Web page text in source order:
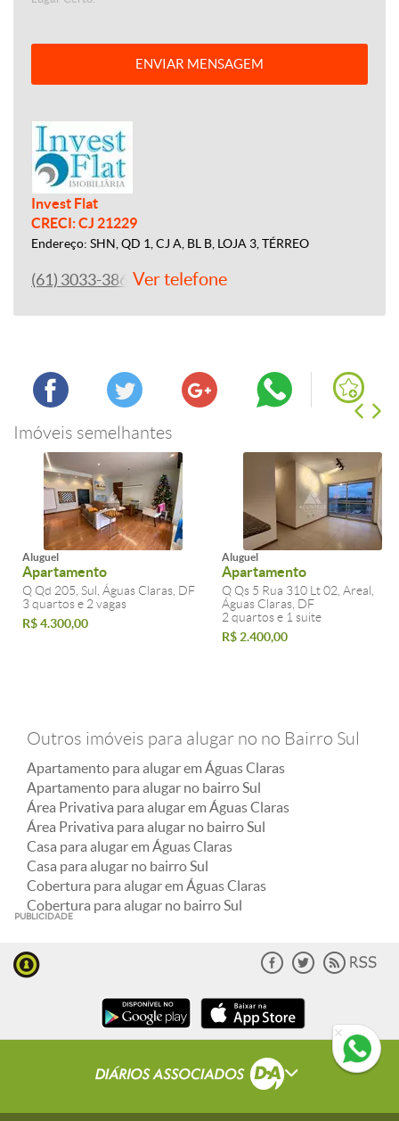
ENVIAR MENSAGEM
Invest Flat
CRECI: CJ 21229
Endereço: SHN, QD 1, CJ A, BL B, LOJA 3, TÉRREO
(61) 3033-3865Ver telefone
Imóveis semelhantes
Aluguel
Apartamento
Q Qd 205, Sul, Águas Claras, DF
3 quartos e 2 vagas
R$ 4.300,00
Aluguel
Apartamento
Q Qs 5 Rua 310 Lt 02, Areal,
Águas Claras, DF
2 quartos e 1 suite
R$ 2.400,00
Outros imóveis para alugar no no Bairro Sul
Apartamento para alugar em Águas Claras
Apartamento para alugar no bairro Sul
Área Privativa para alugar em Águas Claras
Área Privativa para alugar no bairro Sul
Casa para alugar em Águas Claras
Casa para alugar no bairro Sul
Cobertura para alugar em Águas Claras
Cobertura para alugar no bairro Sul
PUBLICIDADE